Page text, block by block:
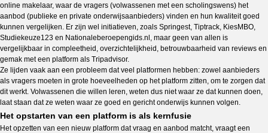
online makelaar, waar de vragers (volwassenen met een scholingswens) het
aanbod (publieke en private onderwijsaanbieders) vinden en hun kwaliteit goed
kunnen vergelijken. Er zijn wel initiatieven, zoals Springest, Tiptrack, KiesMBO,
Studiekeuze123 en Nationaleberoepengids.nl, maar geen van allen is
vergelijkbaar in compleetheid, overzichtelijkheid, betrouwbaarheid van reviews en
gemak met een platform als Tripadvisor.
Ze lijden vaak aan een probleem dat veel platformen hebben: zowel aanbieders
als vragers moeten in grote hoeveelheden op het platform zitten, om te zorgen dat
dit werkt. Volwassenen die willen leren, weten dus niet waar ze dat kunnen doen,
laat staan dat ze weten waar ze goed en gericht onderwijs kunnen volgen.
Het opstarten van een platform is als kernfusie
Het opzetten van een nieuw platform dat vraag en aanbod matcht, vraagt een